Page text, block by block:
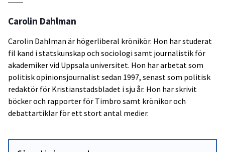
Carolin Dahlman
Carolin Dahlman är högerliberal krönikör. Hon har studerat
fil kand i statskunskap och sociologi samt journalistik för
akademiker vid Uppsala universitet. Hon har arbetat som
politisk opinionsjournalist sedan 1997, senast som politisk
redaktör för Kristianstadsbladet i sju år. Hon har skrivit
böcker och rapporter för Timbro samt krönikor och
debattartiklar för ett stort antal medier.